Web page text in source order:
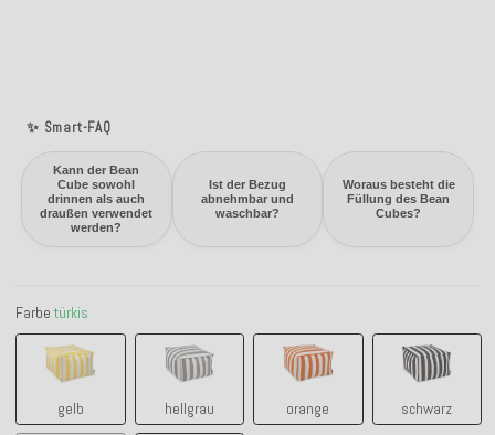
✨ Smart-FAQ
Kann der Bean
Cube sowohl
drinnen als auch
draußen verwendet
werden?
Ist der Bezug
abnehmbar und
waschbar?
Woraus besteht die
Füllung des Bean
Cubes?
Farbe türkis
gelb
gelb
hellgrau
hellgrau
orange
orange
schwarz
schwarz